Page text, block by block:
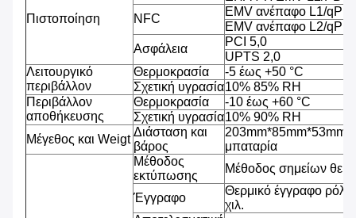
Πιστοποίηση
NFC
EMV ανέπαφο L1/
EMV ανέπαφο L2/
Ασφάλεια
PCI 5,0
UPTS 2,0
Λειτουργικό
περιβάλλον
Θερμοκρασία
-5 έως +50 °C
Σχετική υγρασία10% 85% RH
Περιβάλλον
αποθήκευσης
Θερμοκρασία
-10 έως +60 °C
Σχετική υγρασία10% 90% RH
Μέγεθος και Weigt
Διάσταση και
βάρος
203mm*85mm*53mm,
μπαταρία
Μέθοδος
εκτύπωσης
Μέθοδος σημείων
Έγγραφο
Θερμικό έγγραφο
χιλ.